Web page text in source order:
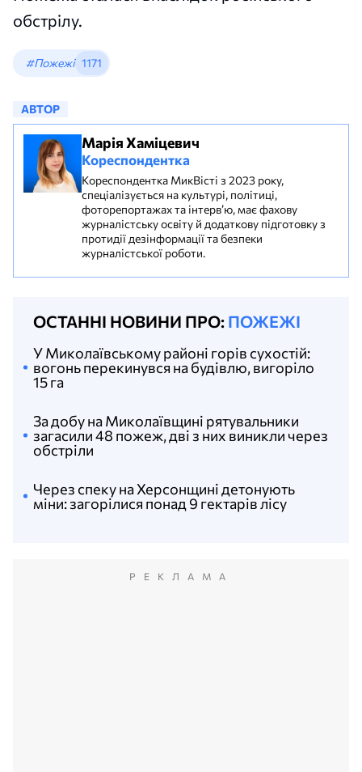
обстрілу.
#Пожежі 1171
АВТОР
Марія Хаміцевич
Кореспондентка
Кореспондентка МикВісті з 2023 року,
спеціалізується на культурі, політиці,
фоторепортажах та інтерв’ю, має фахову
журналістську освіту й додаткову підготовку з
протидії дезінформації та безпеки
журналістської роботи.
ОСТАННІ НОВИНИ ПРО: ПОЖЕЖІ
Через спеку на Херсонщині детонують
міни: загорілися понад 9 гектарів лісу
За добу на Миколаївщині рятувальники
загасили 48 пожеж, дві з них виникли через
обстріли
У Миколаївському районі горів сухостій:
вогонь перекинувся на будівлю, вигоріло
15 га
РЕКЛАМА